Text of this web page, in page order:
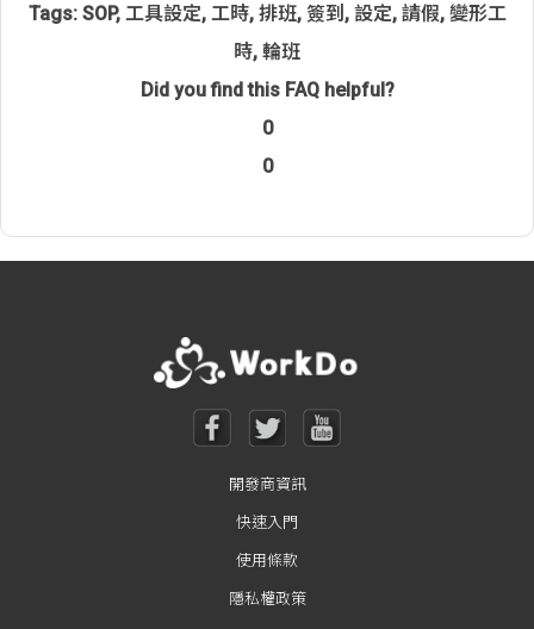
Tags: SOP, 工具設定, 工時, 排班, 簽到 , 設定, 請假, 變形工
時, 輪班
Did you find this FAQ helpful?
0
0
開發商資訊
快速入門
使用條款
隱私權政策